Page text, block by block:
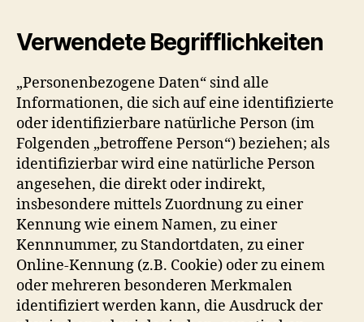
Verwendete Begrifflichkeiten
„Personenbezogene Daten“ sind alle
Informationen, die sich auf eine identifizierte
oder identifizierbare natürliche Person (im
Folgenden „betroffene Person“) beziehen; als
identifizierbar wird eine natürliche Person
angesehen, die direkt oder indirekt,
insbesondere mittels Zuordnung zu einer
Kennung wie einem Namen, zu einer
Kennnummer, zu Standortdaten, zu einer
Online-Kennung (z.B. Cookie) oder zu einem
oder mehreren besonderen Merkmalen
identifiziert werden kann, die Ausdruck der